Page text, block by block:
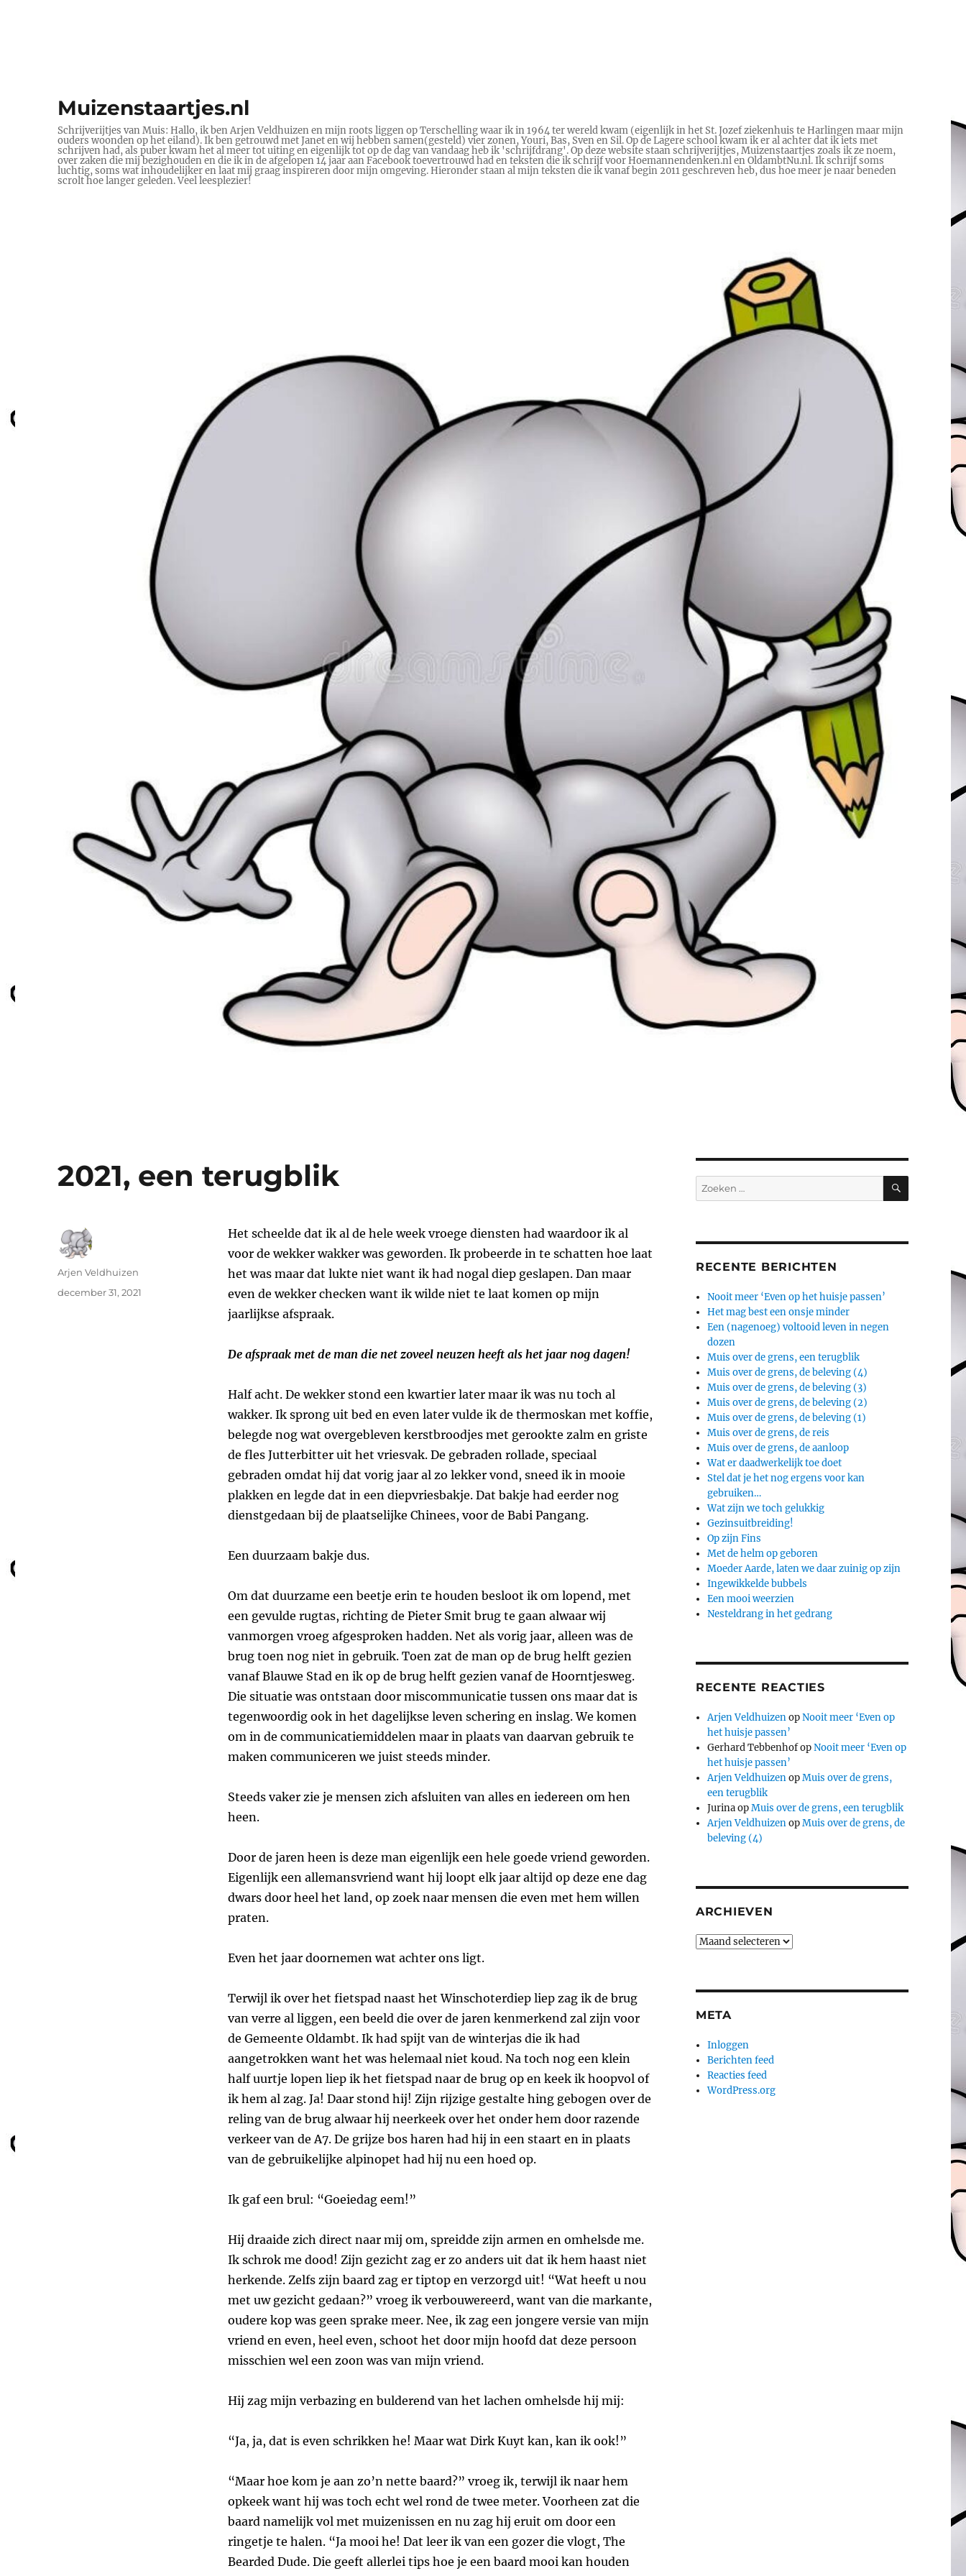
Muizenstaartjes.nl
Schrijverijtjes van Muis: Hallo, ik ben Arjen Veldhuizen en mijn roots liggen op Terschelling waar ik in 1964 ter wereld kwam (eigenlijk in het St. Jozef ziekenhuis te Harlingen maar mijn
ouders woonden op het eiland). Ik ben getrouwd met Janet en wij hebben samen(gesteld) vier zonen, Youri, Bas, Sven en Sil. Op de Lagere school kwam ik er al achter dat ik iets met
schrijven had, als puber kwam het al meer tot uiting en eigenlijk tot op de dag van vandaag heb ik 'schrijfdrang'. Op deze website staan schrijverijtjes, Muizenstaartjes zoals ik ze noem,
over zaken die mij bezighouden en die ik in de afgelopen 14 jaar aan Facebook toevertrouwd had en teksten die ik schrijf voor Hoemannendenken.nl en OldambtNu.nl. Ik schrijf soms
luchtig, soms wat inhoudelijker en laat mij graag inspireren door mijn omgeving. Hieronder staan al mijn teksten die ik vanaf begin 2011 geschreven heb, dus hoe meer je naar beneden
scrolt hoe langer geleden. Veel leesplezier!
2021, een terugblik
Het scheelde dat ik al de hele week vroege diensten had waardoor ik al
voor de wekker wakker was geworden. Ik probeerde in te schatten hoe laat
het was maar dat lukte niet want ik had nogal diep geslapen. Dan maar
even de wekker checken want ik wilde niet te laat komen op mijn
jaarlijkse afspraak.
De afspraak met de man die net zoveel neuzen heeft als het jaar nog dagen!
Half acht. De wekker stond een kwartier later maar ik was nu toch al
wakker. Ik sprong uit bed en even later vulde ik de thermoskan met koffie,
belegde nog wat overgebleven kerstbroodjes met gerookte zalm en griste
de fles Jutterbitter uit het vriesvak. De gebraden rollade, speciaal
gebraden omdat hij dat vorig jaar al zo lekker vond, sneed ik in mooie
plakken en legde dat in een diepvriesbakje. Dat bakje had eerder nog
dienstgedaan bij de plaatselijke Chinees, voor de Babi Pangang.
Een duurzaam bakje dus.
Om dat duurzame een beetje erin te houden besloot ik om lopend, met
een gevulde rugtas, richting de Pieter Smit brug te gaan alwaar wij
vanmorgen vroeg afgesproken hadden. Net als vorig jaar, alleen was de
brug toen nog niet in gebruik. Toen zat de man op de brug helft gezien
vanaf Blauwe Stad en ik op de brug helft gezien vanaf de Hoorntjesweg.
Die situatie was ontstaan door miscommunicatie tussen ons maar dat is
tegenwoordig ook in het dagelijkse leven schering en inslag. We komen
om in de communicatiemiddelen maar in plaats van daarvan gebruik te
maken communiceren we juist steeds minder.
Steeds vaker zie je mensen zich afsluiten van alles en iedereen om hen
heen.
Door de jaren heen is deze man eigenlijk een hele goede vriend geworden.
Eigenlijk een allemansvriend want hij loopt elk jaar altijd op deze ene dag
dwars door heel het land, op zoek naar mensen die even met hem willen
praten.
Even het jaar doornemen wat achter ons ligt.
Terwijl ik over het fietspad naast het Winschoterdiep liep zag ik de brug
van verre al liggen, een beeld die over de jaren kenmerkend zal zijn voor
de Gemeente Oldambt. Ik had spijt van de winterjas die ik had
aangetrokken want het was helemaal niet koud. Na toch nog een klein
half uurtje lopen liep ik het fietspad naar de brug op en keek ik hoopvol of
ik hem al zag. Ja! Daar stond hij! Zijn rijzige gestalte hing gebogen over de
reling van de brug alwaar hij neerkeek over het onder hem door razende
verkeer van de A7. De grijze bos haren had hij in een staart en in plaats
van de gebruikelijke alpinopet had hij nu een hoed op.
Ik gaf een brul: “Goeiedag eem!”
Hij draaide zich direct naar mij om, spreidde zijn armen en omhelsde me.
Ik schrok me dood! Zijn gezicht zag er zo anders uit dat ik hem haast niet
herkende. Zelfs zijn baard zag er tiptop en verzorgd uit! “Wat heeft u nou
met uw gezicht gedaan?” vroeg ik verbouwereerd, want van die markante,
oudere kop was geen sprake meer. Nee, ik zag een jongere versie van mijn
vriend en even, heel even, schoot het door mijn hoofd dat deze persoon
misschien wel een zoon was van mijn vriend.
Hij zag mijn verbazing en bulderend van het lachen omhelsde hij mij:
“Ja, ja, dat is even schrikken he! Maar wat Dirk Kuyt kan, kan ik ook!”
“Maar hoe kom je aan zo’n nette baard?” vroeg ik, terwijl ik naar hem
opkeek want hij was toch echt wel rond de twee meter. Voorheen zat die
baard namelijk vol met muizenissen en nu zag hij eruit om door een
ringetje te halen. “Ja mooi he! Dat leer ik van een gozer die vlogt, The
Bearded Dude. Die geeft allerlei tips hoe je een baard mooi kan houden
Auteur
Arjen Veldhuizen
Geplaatst
december 31, 2021
Zoeken
naar:
ZOEKEN
RECENTE BERICHTEN
Nooit meer ‘Even op het huisje passen’
Het mag best een onsje minder
Een (nagenoeg) voltooid leven in negen
dozen
Muis over de grens, een terugblik
Muis over de grens, de beleving (4)
Muis over de grens, de beleving (3)
Muis over de grens, de beleving (2)
Muis over de grens, de beleving (1)
Muis over de grens, de reis
Muis over de grens, de aanloop
Wat er daadwerkelijk toe doet
Stel dat je het nog ergens voor kan
gebruiken…
Wat zijn we toch gelukkig
Gezinsuitbreiding!
Op zijn Fins
Met de helm op geboren
Moeder Aarde, laten we daar zuinig op zijn
Ingewikkelde bubbels
Een mooi weerzien
Nesteldrang in het gedrang
RECENTE REACTIES
Arjen VeldhuizenopNooit meer ‘Even op
het huisje passen’
Gerhard TebbenhofopNooit meer ‘Even op
het huisje passen’
Arjen VeldhuizenopMuis over de grens,
een terugblik
JurinaopMuis over de grens, een terugblik
Arjen VeldhuizenopMuis over de grens, de
beleving (4)
ARCHIEVEN
Archieven
META
Inloggen
Berichten feed
Reacties feed
WordPress.org